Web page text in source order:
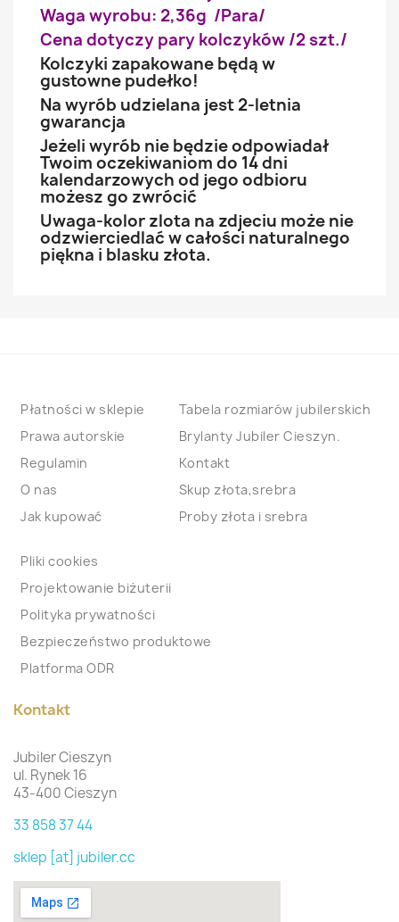
Waga wyrobu: 2,36g /Para/
Cena dotyczy pary kolczyków /2 szt./
Kolczyki zapakowane będą w
gustowne pudełko!
Na wyrób udzielana jest 2-letnia
gwarancja
Jeżeli wyrób nie będzie odpowiadał
Twoim oczekiwaniom do 14 dni
kalendarzowych od jego odbioru
możesz go zwrócić
Uwaga-kolor zlota na zdjeciu może nie
odzwierciedlać w całości naturalnego
piękna i blasku złota.
Płatności w sklepie
Prawa autorskie
Regulamin
O nas
Jak kupować
Tabela rozmiarów jubilerskich
Brylanty Jubiler Cieszyn.
Kontakt
Skup złota,srebra
Proby złota i srebra
Pliki cookies
Projektowanie biżuterii
Polityka prywatności
Bezpieczeństwo produktowe
Platforma ODR
Kontakt
Jubiler Cieszyn
ul. Rynek 16
43-400 Cieszyn
33 858 37 44
sklep [at] jubiler.cc